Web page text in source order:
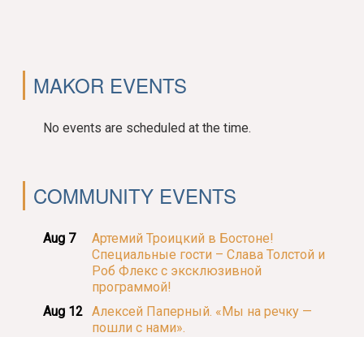
MAKOR EVENTS
No events are scheduled at the time.
COMMUNITY EVENTS
Aug 7
Артемий Троицкий в Бостоне!
Специальные гости – Слава Толстой и
Роб Флекс с эксклюзивной
программой!
Aug 12 Алексей Паперный. «Мы на речку —
пошли с нами».